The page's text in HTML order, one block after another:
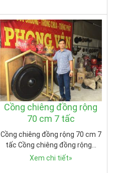
Cồng chiêng đồng rộng
70 cm 7 tấc
Cồng chiêng đồng rộng 70 cm 7
tấc Cồng chiêng đồng rộng…
Xem chi tiết»